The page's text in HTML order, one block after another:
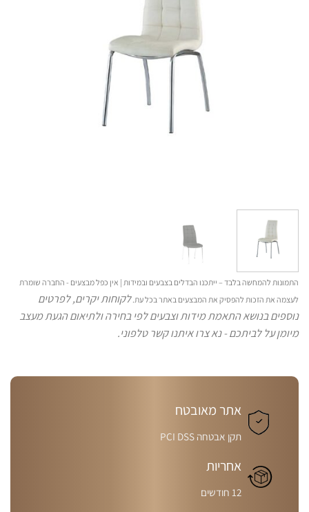
התמונות להמחשה בלבד – ייתכנו הבדלים בצבעים ובמידות | אין כפל מבצעים - החברה שומרת
לעצמה את הזכות להפסיק את המבצעים באתר בכל עת.לקוחות יקרים, לפרטים
נוספים בנושא התאמת מידות וצבעים לפי בחירה ולתיאום הגעת מעצב
מיומן על לביתכם - נא צרו איתנו קשר טלפוני.
אתר מאובטח
תקן אבטחה PCI DSS
אחריות
12 חודשים